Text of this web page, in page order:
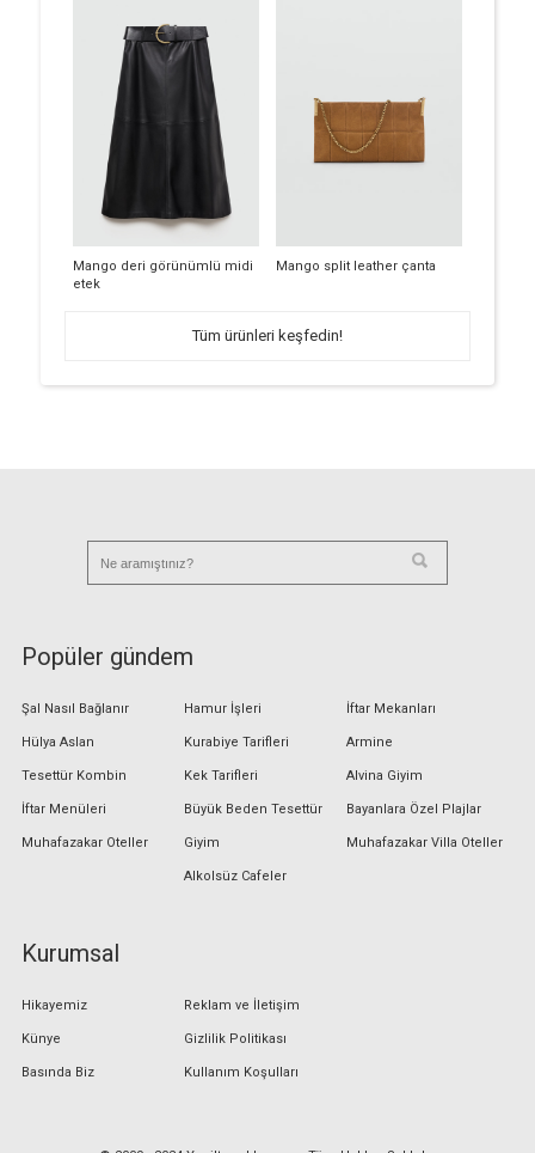
Mango deri görünümlü midi
etek
Mango split leather çanta
Tüm ürünleri keşfedin!
Popüler gündem
Şal Nasıl Bağlanır
Hülya Aslan
Tesettür Kombin
İftar Menüleri
Muhafazakar Oteller
Hamur İşleri
Kurabiye Tarifleri
Kek Tarifleri
Büyük Beden Tesettür
Giyim
Alkolsüz Cafeler
İftar Mekanları
Armine
Alvina Giyim
Bayanlara Özel Plajlar
Muhafazakar Villa Oteller
Kurumsal
Hikayemiz
Künye
Basında Biz
Reklam ve İletişim
Gizlilik Politikası
Kullanım Koşulları